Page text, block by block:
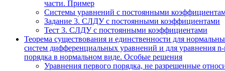
части. Пример
Системы уравнений с постоянными
Задание 3. СЛДУ с постоянными коэффициентами
Тест 3. СЛДУ с постоянными коэффициентами
Теорема существования и единственности для
систем дифференциальных уравнений и для уравнения n-
порядка в нормальном виде. Особые решения
Уравнения первого порядка, не разрешенные